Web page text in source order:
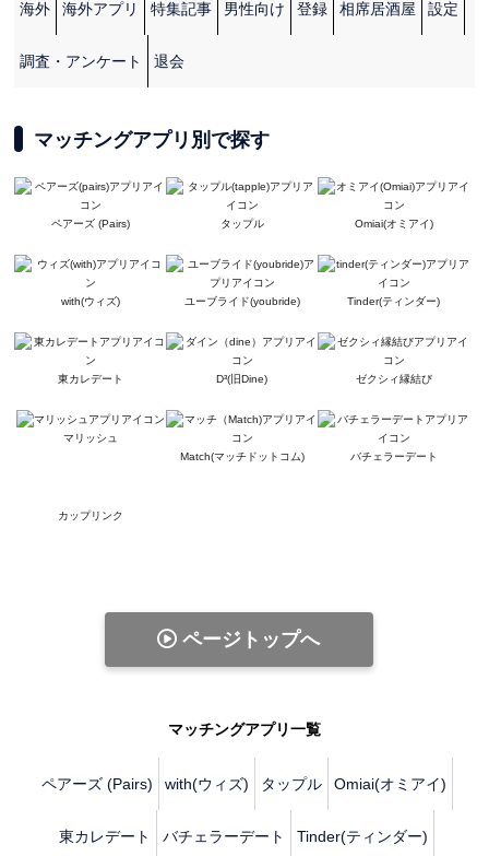
海外 海外アプリ 特集記事 男性向け 登録 相席居酒屋 設定
調査・アンケート 退会
マッチングアプリ別で探す
ペアーズ (Pairs) タップル Omiai(オミアイ)
with(ウィズ) ユーブライド(youbride) Tinder(ティンダー)
東カレデート D³(旧Dine) ゼクシィ縁結び
マリッシュ
Match(マッチドットコム)
バチェラーデート
カップリンク
ページトップへ
マッチングアプリ一覧
ペアーズ (Pairs) with(ウィズ) タップル Omiai(オミアイ)
東カレデート バチェラーデート Tinder(ティンダー)